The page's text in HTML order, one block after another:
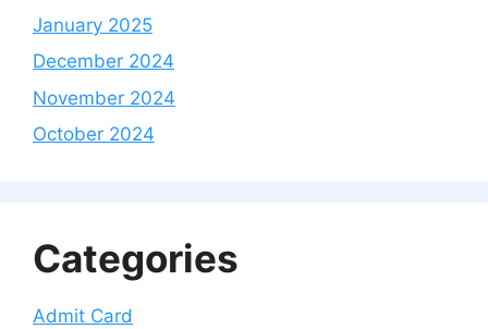
January 2025
December 2024
November 2024
October 2024
Categories
Admit Card